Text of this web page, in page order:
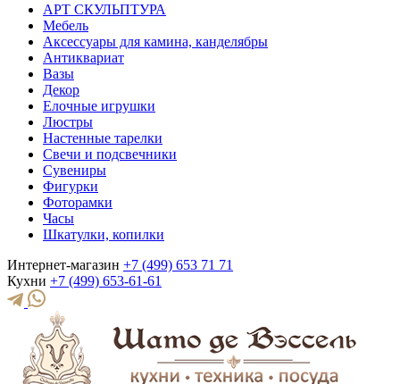
АРТ СКУЛЬПТУРА
Мебель
Аксессуары для камина, канделябры
Антиквариат
Вазы
Декор
Елочные игрушки
Люстры
Настенные тарелки
Свечи и подсвечники
Сувениры
Фигурки
Фоторамки
Часы
Шкатулки, копилки
Интернет-магазин +7 (499) 653 71 71
Кухни +7 (499) 653-61-61